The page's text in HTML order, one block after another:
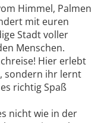
Himmel, Palmen
mit euren
Stadt voller
Menschen.
Hier erlebt
sondern ihr lernt
richtig Spaß
nicht wie in der